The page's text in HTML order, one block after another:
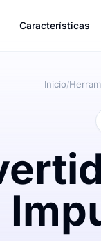
Características
Inicio/